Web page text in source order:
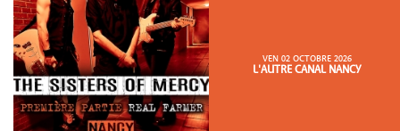
VEN 02 OCTOBRE 2026
L'AUTRE CANAL NANCY